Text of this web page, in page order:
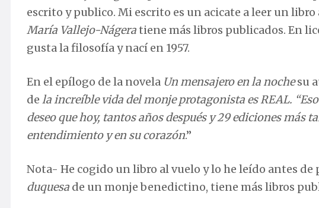
escrito y publico. Mi escrito es un acicate a leer un
María Vallejo-Nágeratiene más libros publicados. En
gusta la filosofía y nací en 1957.
En el epílogo de la novela Un mensajero en la nochesu
de la increíble vida del monje protagonista es REAL.
deseo que hoy, tantos años después y 29 ediciones más
entendimiento y en su corazón.”
Nota- He cogido un libro al vuelo y lo he leído antes de
duquesa de un monje benedictino, tiene más libros